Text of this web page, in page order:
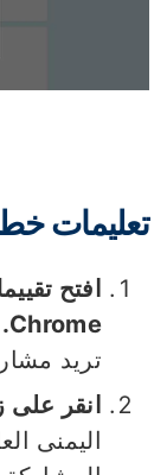
Chrome.
تريد
انقر على زر
اليمنى